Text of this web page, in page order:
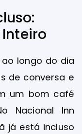
Inteiro
longo do dia
de conversa e
um bom café
Nacional Inn
já está incluso